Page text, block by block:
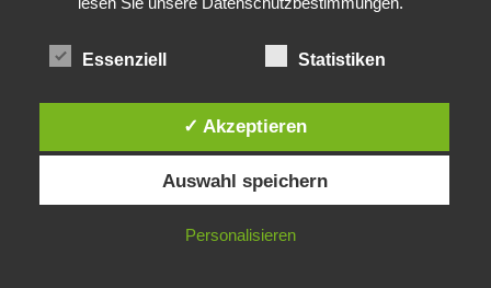
Was ist denn das? -Mars „SOL 735“ Rover Curiosity
Die Brexit-Lüge (1/8 Teil)
3. November 2019
Die Straße radikalisiert jeden Tag ein Stückchen
Diese Website verwendet Cookies. Durch die weitere Nutzung dieser
Website stimmst du der Verwendung von Cookies zu.
IN ORDNUNG
Essenziell Statistiken
✓ Akzeptieren
Auswahl speichern
Personalisieren